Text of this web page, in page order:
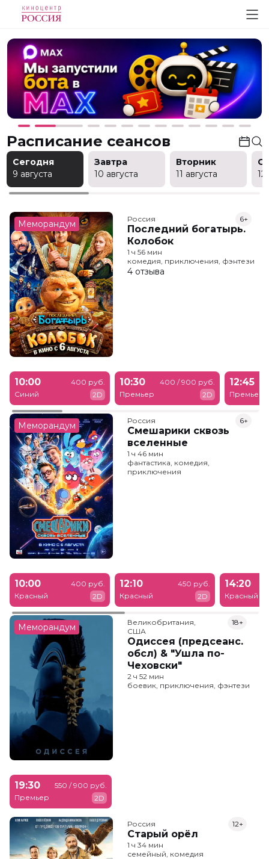
Расписание сеансов
Сегодня
9 августа
Завтра
10 августа
Вторник
11 августа
12
Меморандум Россия
Последний богатырь.
Колобок
6+
1 ч 56 мин
комедия, приключения, фэнтези
4 отзыва
10:00
Синий
400 руб.
2D
10:30
Премьер
400 / 900 руб.
2D
12:45
Премьер
Меморандум Россия
Смешарики сквозь
вселенные
6+
1 ч 46 мин
фантастика, комедия,
приключения
10:00
Красный
400 руб.
2D
12:10
Красный
450 руб.
2D
14:20
Красный
Меморандум
Великобритания,
США
Одиссея (предсеанс.
обсл) & "Ушла по-
Чеховски"
18+
2 ч 52 мин
боевик, приключения, фэнтези
19:30
Премьер
550 / 900 руб.
2D
Россия
Старый орёл
12+
1 ч 34 мин
семейный, комедия